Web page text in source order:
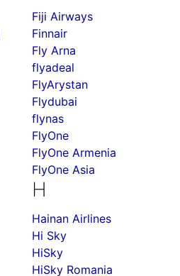
Fiji Airways
Finnair
Fly Arna
flyadeal
FlyArystan
Flydubai
flynas
FlyOne
FlyOne Armenia
FlyOne Asia
H
Hainan Airlines
Hi Sky
HiSky
HiSky Romania